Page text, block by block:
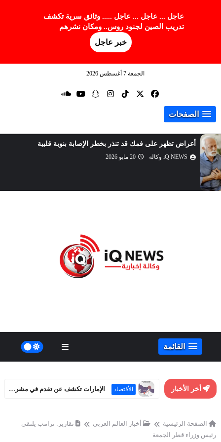
عاجل ... عاجل ... عاجل ..... وثائق سرية تكشف
تدريب الصين لجنود روس.. ومكان نشرهم
خبر عاجل
الجمعة 7 أغسطس 2026
الصفحات
أضعاف
القائمة
أخر الأخبار الأقتصاد الإمارات تكشف عن تقدم في مشروع خط أنابيب بديل لمضيق هرمز
الصفحة الرئيسية أخبار العالم العربي
تقارير: ترامب يلتقي
رئيس وزراء قطر الجمعة